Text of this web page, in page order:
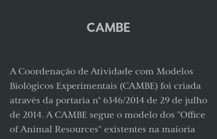
CAMBE
A Coordenação de Atividade com Modelos
Biológicos Experimentais (CAMBE) foi criada
através da portaria n° 6346/2014 de 29 de julho
de 2014. A CAMBE segue o modelo dos "Office
of Animal Resources" existentes na maioria